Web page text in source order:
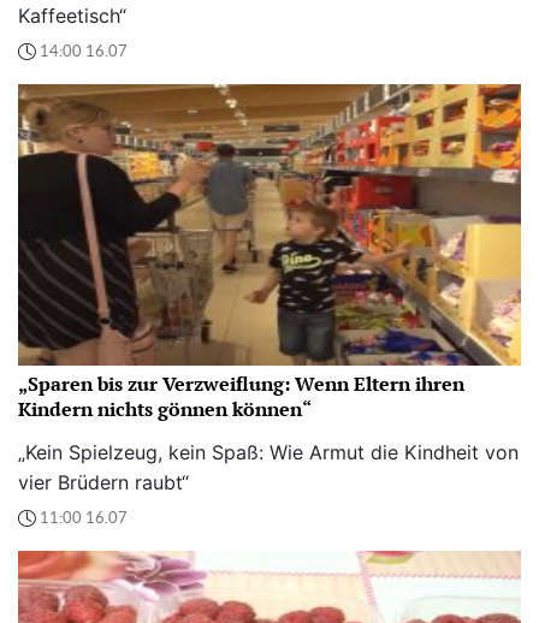
Kaffeetisch“
14:00 16.07
„Sparen bis zur Verzweiflung: Wenn Eltern ihren
Kindern nichts gönnen können“
„Kein Spielzeug, kein Spaß: Wie Armut die Kindheit von
vier Brüdern raubt“
11:00 16.07